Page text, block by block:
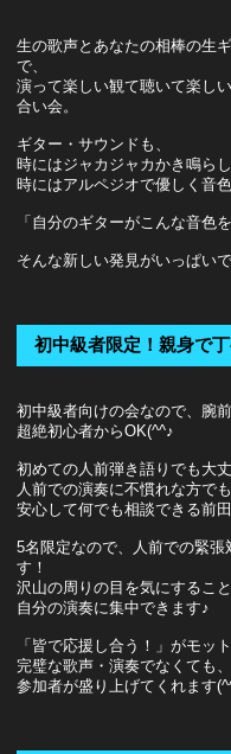
生の歌声とあなたの相棒の生
で、
演って楽しい観て聴いて楽し
合い会。
ギター・サウンドも、
時にはジャカジャカかき鳴らし
時にはアルペジオで優しく音
「自分のギターがこんな音色
そんな新しい発見がいっぱいで
初中級者限定！親身で
初中級者向けの会なので、腕
超絶初心者からOK(^^♪
初めての人前弾き語りでも大丈
人前での演奏に不慣れな方でも
安心して何でも相談できる前
5名限定なので、人前での緊
す！
沢山の周りの目を気にするこ
自分の演奏に集中できます♪
「皆で応援し合う！」がモッ
完璧な歌声・演奏でなくても
参加者が盛り上げてくれます